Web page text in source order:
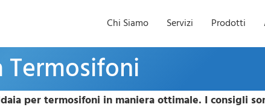
Chi Siamo Servizi Prodotti
Termosifoni
per termosifoni in maniera ottimale. I consigli